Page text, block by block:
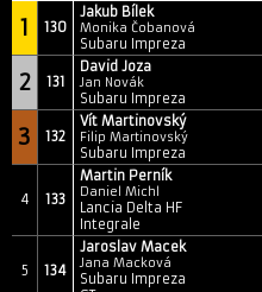
1 130
Jakub Bílek
Monika Čobanová
Subaru Impreza
2 131
David Joza
Jan Novák
Subaru Impreza
3 132
Vít Martinovský
Filip Martinovský
Subaru Impreza
4 133
Martin Perník
Daniel Michl
Lancia Delta HF
Integrale
5 134
Jaroslav Macek
Jana Macková
Subaru Impreza